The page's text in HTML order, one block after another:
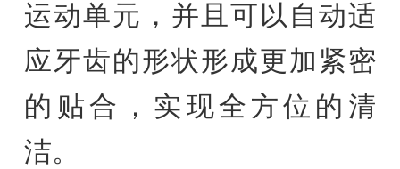
运动单元，并且可以自动适
应牙齿的形状形成更加紧密
的贴合，实现全方位的清
洁。